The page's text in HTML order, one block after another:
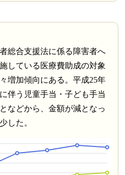
総合支援法に係る障害者へ
している医療費助成の対象
増加傾向にある。平成25年
伴う児童手当・子ども手当
などから、金額が減となっ
した。